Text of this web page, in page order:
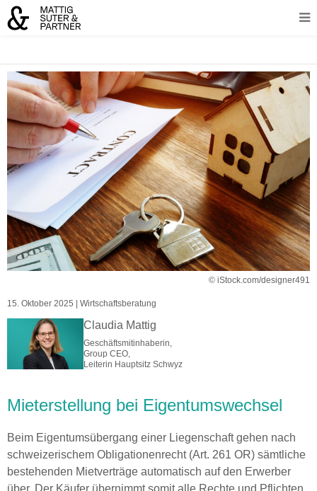
© iStock.com/designer491
15. Oktober 2025 | Wirtschaftsberatung
Claudia Mattig
Geschäftsmitinhaberin,
Group CEO,
Leiterin Hauptsitz Schwyz
Mieterstellung bei Eigentumswechsel
Beim Eigentumsübergang einer Liegenschaft gehen nach
schweizerischem Obligationenrecht (Art. 261 OR) sämtliche
bestehenden Mietverträge automatisch auf den Erwerber
über. Der Käufer übernimmt somit alle Rechte und Pflichten